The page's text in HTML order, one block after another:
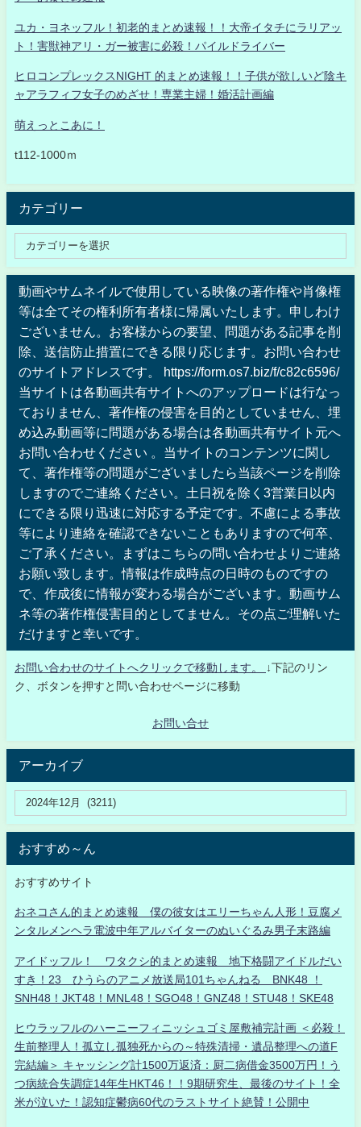
ユカ・ヨネッフル！初老的まとめ速報！！大帝イタチにラリアッ
ト！害獣神アリ・ガー被害に必殺！パイルドライバー
ヒロコンプレックスNIGHT 的まとめ速報！！子供が欲しいど陰キ
ャアラフィフ女子のめざせ！専業主婦！婚活計画編
萌えっとこあに！
t112-1000ｍ
カテゴリー
動画やサムネイルで使用している映像の著作権や肖像権
等は全てその権利所有者様に帰属いたします。申しわけ
ございません。お客様からの要望、問題がある記事を削
除、送信防止措置にできる限り応じます。お問い合わせ
のサイトアドレスです。 https://form.os7.biz/f/c82c6596/
当サイトは各動画共有サイトへのアップロードは行なっ
ておりません、著作権の侵害を目的としていません、埋
め込み動画等に問題がある場合は各動画共有サイト元へ
お問い合わせください 。当サイトのコンテンツに関し
て、著作権等の問題がございましたら当該ページを削除
しますのでご連絡ください。土日祝を除く3営業日以内
にできる限り迅速に対応する予定です。不慮による事故
等により連絡を確認できないこともありますので何卒、
ご了承ください。まずはこちらの問い合わせよりご連絡
お願い致します。情報は作成時点の日時のものですの
で、作成後に情報が変わる場合がございます。動画サム
ネ等の著作権侵害目的としてません。その点ご理解いた
だけますと幸いです。
お問い合わせのサイトへクリックで移動します。
↓下記のリン
ク、ボタンを押すと問い合わせページに移動
お問い合せ
アーカイブ
おすすめ～ん
おすすめサイト
おネコさん的まとめ速報 僕の彼女はエリーちゃん人形！豆腐メ
ンタルメンヘラ電波中年アルバイターのぬいぐるみ男子末路編
アイドッフル！ ワタクシ的まとめ速報 地下格闘アイドルだい
すき！23 ひうらのアニメ放送局101ちゃんねる BNK48 ！
SNH48！JKT48！MNL48！SGO48！GNZ48！STU48！SKE48
ヒウラッフルのハーニーフィニッシュゴミ屋敷補完計画 ＜必殺！
生前整理人！孤立し孤独死からの～特殊清掃・遺品整理への道F
完結編＞ キャッシング計1500万返済：厨二病借金3500万円！う
つ病統合失調症14年生HKT46！！9期研究生、最後のサイト！全
米が泣いた！認知症鬱病60代のラストサイト絶賛！公開中